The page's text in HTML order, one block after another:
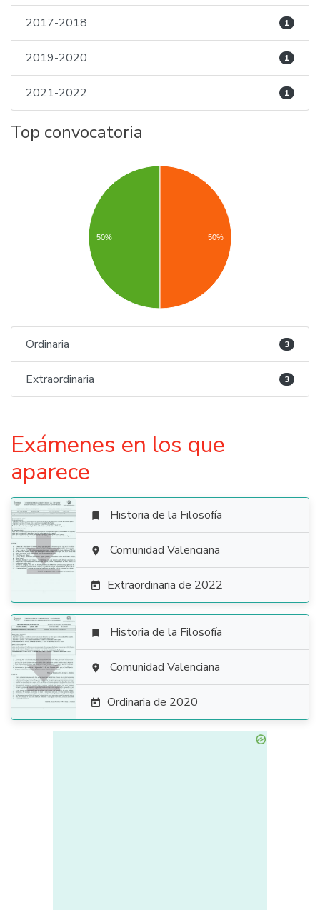
2017-2018 1
2019-2020 1
2021-2022 1
Top convocatoria
50% 50%
Ordinaria 3
Extraordinaria 3
Exámenes en los que
aparece

 Historia de la Filosofía
 Comunidad Valenciana
 Extraordinaria de 2022

 Historia de la Filosofía
 Comunidad Valenciana
 Ordinaria de 2020